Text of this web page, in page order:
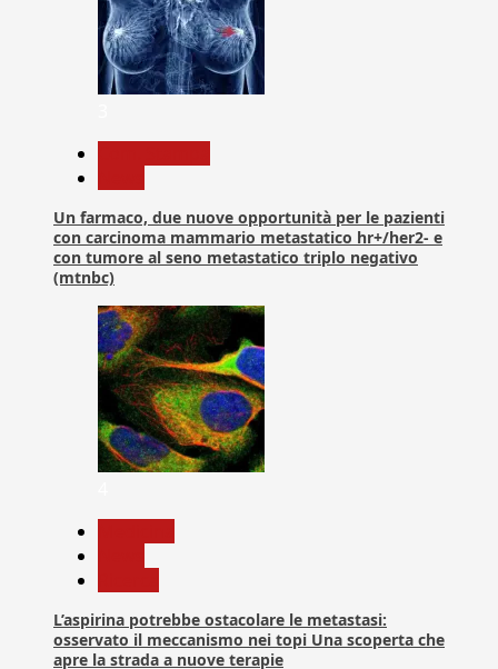
Un farmaco, due nuove opportunità per le pazienti
con carcinoma mammario metastatico hr+/her2- e
con tumore al seno metastatico triplo negativo
(mtnbc)
L’aspirina potrebbe ostacolare le metastasi:
osservato il meccanismo nei topi Una scoperta che
apre la strada a nuove terapie